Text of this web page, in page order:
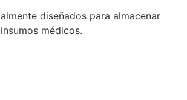
diseñados para almacenar
médicos.